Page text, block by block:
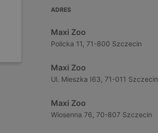
ADRES
Maxi Zoo
Policka 11, 71-800 Szczecin
Maxi Zoo
Ul. Mieszka I63, 71-011 Szczecin
Maxi Zoo
Wiosenna 76, 70-807 Szczecin